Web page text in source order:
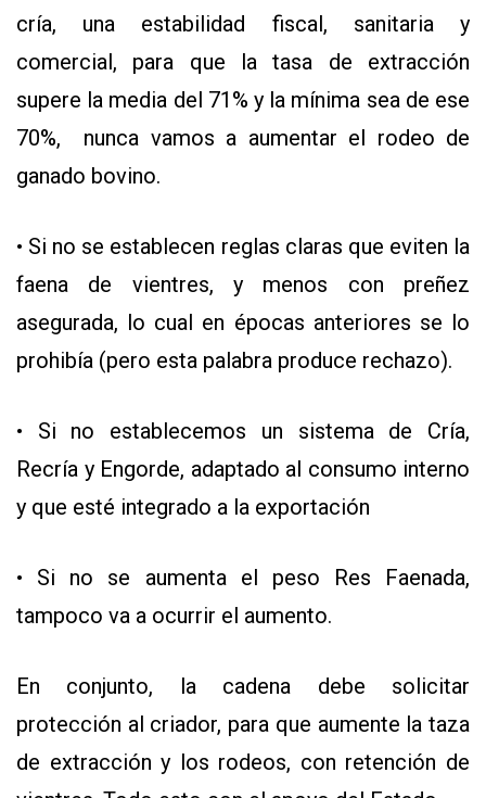
cría, una estabilidad fiscal, sanitaria y
comercial, para que la tasa de extracción
supere la media del 71% y la mínima sea de ese
70%, nunca vamos a aumentar el rodeo de
ganado bovino.
• Si no se establecen reglas claras que eviten la
faena de vientres, y menos con preñez
asegurada, lo cual en épocas anteriores se lo
prohibía (pero esta palabra produce rechazo).
• Si no establecemos un sistema de Cría,
Recría y Engorde, adaptado al consumo interno
y que esté integrado a la exportación
• Si no se aumenta el peso Res Faenada,
tampoco va a ocurrir el aumento.
En conjunto, la cadena debe solicitar
protección al criador, para que aumente la taza
de extracción y los rodeos, con retención de